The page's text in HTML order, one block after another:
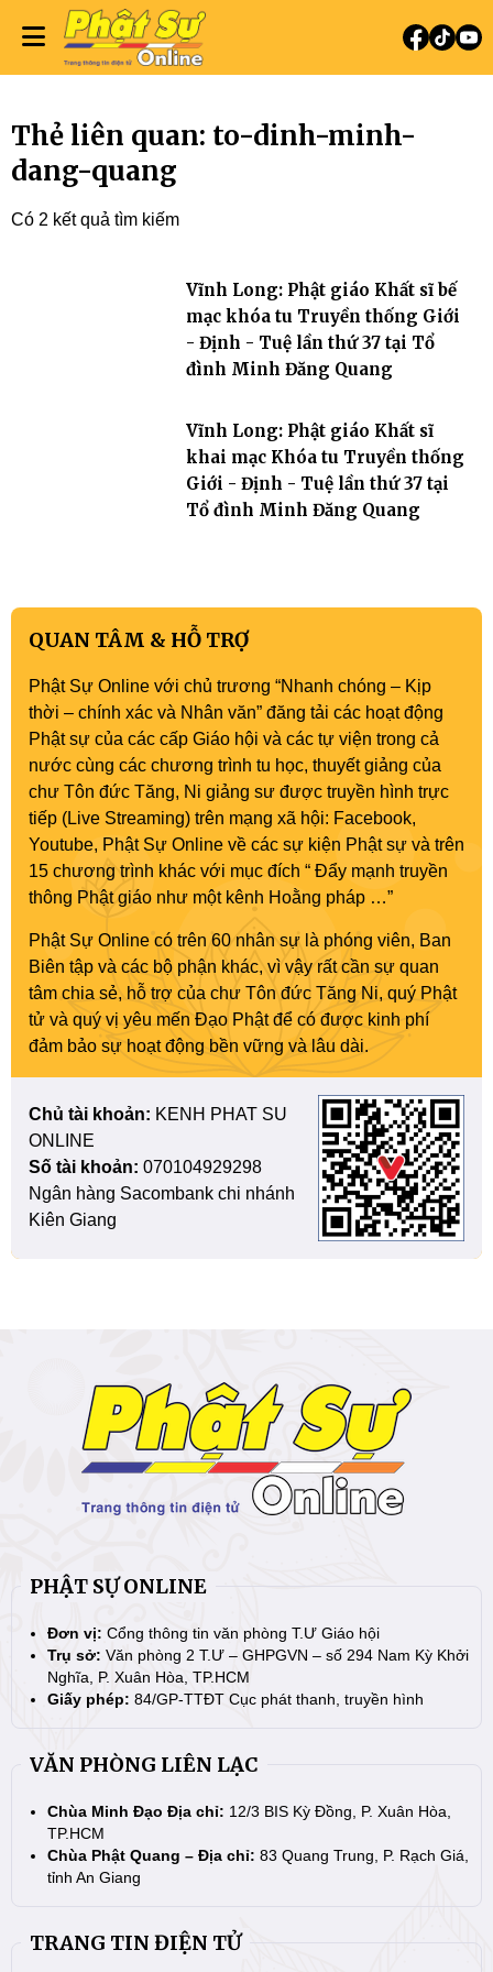
Thẻ liên quan: to-dinh-minh-
dang-quang
Có 2 kết quả tìm kiếm
Vĩnh Long: Phật giáo Khất sĩ bế
mạc khóa tu Truyền thống Giới
- Định - Tuệ lần thứ 37 tại Tổ
đình Minh Đăng Quang
Vĩnh Long: Phật giáo Khất sĩ
khai mạc Khóa tu Truyền thống
Giới - Định - Tuệ lần thứ 37 tại
Tổ đình Minh Đăng Quang
QUAN TÂM & HỖ TRỢ
Phật Sự Online với chủ trương “Nhanh chóng – Kịp
thời – chính xác và Nhân văn” đăng tải các hoạt động
Phật sự của các cấp Giáo hội và các tự viện trong cả
nước cùng các chương trình tu học, thuyết giảng của
chư Tôn đức Tăng, Ni giảng sư được truyền hình trực
tiếp (Live Streaming) trên mạng xã hội: Facebook,
Youtube, Phật Sự Online về các sự kiện Phật sự và trên
15 chương trình khác với mục đích “ Đẩy mạnh truyền
thông Phật giáo như một kênh Hoằng pháp …”
Phật Sự Online có trên 60 nhân sự là phóng viên, Ban
Biên tập và các bộ phận khác, vì vậy rất cần sự quan
tâm chia sẻ, hỗ trợ của chư Tôn đức Tăng Ni, quý Phật
tử và quý vị yêu mến Đạo Phật để có được kinh phí
đảm bảo sự hoạt động bền vững và lâu dài.
Chủ tài khoản: KENH PHAT SU
ONLINE
Số tài khoản: 070104929298
Ngân hàng Sacombank chi nhánh
Kiên Giang
PHẬT SỰ ONLINE
Đơn vị: Cổng thông tin văn phòng T.Ư Giáo hội
Trụ sở: Văn phòng 2 T.Ư – GHPGVN – số 294 Nam Kỳ Khởi
Nghĩa, P. Xuân Hòa, TP.HCM
Giấy phép: 84/GP-TTĐT Cục phát thanh, truyền hình
VĂN PHÒNG LIÊN LẠC
Chùa Minh Đạo Địa chỉ: 12/3 BIS Kỳ Đồng, P. Xuân Hòa,
TP.HCM
Chùa Phật Quang – Địa chỉ: 83 Quang Trung, P. Rạch Giá,
tỉnh An Giang
TRANG TIN ĐIỆN TỬ